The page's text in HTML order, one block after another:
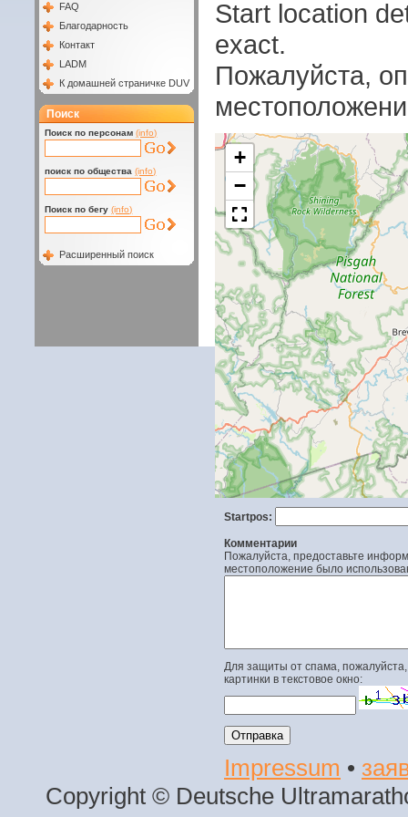
FAQ
Благодарность
Контакт
LADM
К домашней страничке DUV
Поиск
Поиск по персонам (info)
поиск по общества (info)
Поиск по бегу (info)
Расширенный поиск
Start location
exact.
Пожалуйста,
+
−
Startpos:
Комментарии
Пожалуйста, предоставьте
местоположение было
Для защиты от спама,
картинки в текстовое окно:
Impressum •
Copyright © Deutsche